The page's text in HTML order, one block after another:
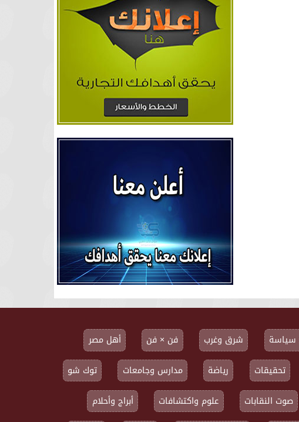
شرق وغرب فن × فن
أهل مصر
تحقيقات رياضة مدارس وجامعات
توك شو
صوت النقابات علوم واكتشافات أبراج وأحلام